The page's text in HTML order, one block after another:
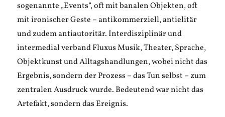
sogenannte „Events“, oft mit banalen Objekten, oft
mit ironischer Geste – antikommerziell, antielitär
und zudem antiautoritär. Interdisziplinär und
intermedial verband Fluxus Musik, Theater, Sprache,
Objektkunst und Alltagshandlungen, wobei nicht das
Ergebnis, sondern der Prozess – das Tun selbst – zum
zentralen Ausdruck wurde. Bedeutend war nicht das
Artefakt, sondern das Ereignis.